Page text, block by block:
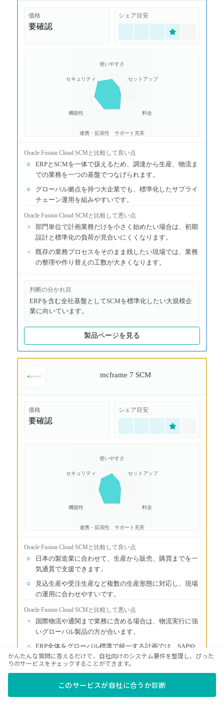
価格
要確認
シェア目安
使いやすさ
セットアップ
料金
サポート充実
連携・拡張性
機能性
セキュリティ
Oracle Fusion Cloud SCM と比較して良い点
○
ERPとSCMを一体で扱えるため、調達から生産、物流ま
での業務を一つの基盤でつなげられます。
○
グローバル拠点を持つ大企業でも、標準化したサプライ
チェーン運用を組みやすいです。
Oracle Fusion Cloud SCM と比較して悪い点
×
部門単位で計画業務だけを小さく始めたい場合は、初期
設計と標準化の負荷が見合いにくくなります。
×
既存の業務プロセスをそのまま残したい現場では、業務
の整理や作り替えの工数が大きくなります。
判断の分かれ目
ERPを含む全社基盤としてSCMを標準化したい大規模企
業に向いています。
製品ページを見る
mcframe 7 SCM
価格
要確認
シェア目安
使いやすさ
セットアップ
料金
サポート充実
連携・拡張性
機能性
セキュリティ
Oracle Fusion Cloud SCM と比較して良い点
○
日本の製造業に合わせて、生産から販売、購買までを一
気通貫で支援できます。
○
見込生産や受注生産など複数の生産形態に対応し、現場
の運用に合わせやすいです。
Oracle Fusion Cloud SCM と比較して悪い点
×
国際物流や通関まで業務に含める場合は、物流実行に強
いグローバル製品の方が合います。
×
ERP全体をグローバル標準で統一する計画では、SAPや
Oracle系の方が広く組めます。
判断の分かれ目
国内製造業の生産、販売、購買を現場寄りに整えたい企
かんたんな質問に答えるだけで、自社向けのシステム要件を整理し、ぴった
りのサービスをチェックすることができます。
このサービスが自社に合うか診断